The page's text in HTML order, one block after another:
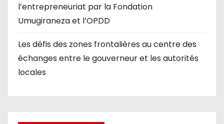
l’entrepreneuriat par la Fondation
Umugiraneza et l’OPDD
Les défis des zones frontalières au centre des
échanges entre le gouverneur et les autorités
locales